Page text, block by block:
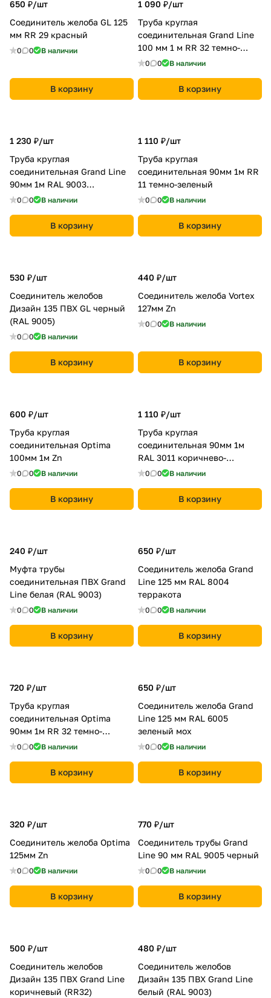
650 ₽/шт
Соединитель желоба GL 125
мм RR 29 красный
0 0 В наличии
В корзину
1 090 ₽/шт
Труба круглая
соединительная Grand Line
100 мм 1 м RR 32 темно-
коричневый
0 0 В наличии
В корзину
1 230 ₽/шт
Труба круглая
соединительная Grand Line
90мм 1м RAL 9003
сигнальный белый
0 0 В наличии
В корзину
1 110 ₽/шт
Труба круглая
соединительная 90мм 1м RR
11 темно-зеленый
0 0 В наличии
В корзину
530 ₽/шт
Соединитель желобов
Дизайн 135 ПВХ GL черный
(RAL 9005)
0 0 В наличии
В корзину
440 ₽/шт
Соединитель желоба Vortex
127мм Zn
0 0 В наличии
В корзину
600 ₽/шт
Труба круглая
соединительная Optima
100мм 1м Zn
0 0 В наличии
В корзину
1 110 ₽/шт
Труба круглая
соединительная 90мм 1м
RAL 3011 коричнево-
красный
0 0 В наличии
В корзину
240 ₽/шт
Муфта трубы
соединительная ПВХ Grand
Line белая (RAL 9003)
0 0 В наличии
В корзину
650 ₽/шт
Соединитель желоба Grand
Line 125 мм RAL 8004
терракота
0 0 В наличии
В корзину
720 ₽/шт
Труба круглая
соединительная Optima
90мм 1м RR 32 темно-
коричневый
0 0 В наличии
В корзину
650 ₽/шт
Соединитель желоба Grand
Line 125 мм RAL 6005
зеленый мох
0 0 В наличии
В корзину
320 ₽/шт
Соединитель желоба Optima
125мм Zn
0 0 В наличии
В корзину
770 ₽/шт
Соединитель трубы Grand
Line 90 мм RAL 9005 черный
0 0 В наличии
В корзину
500 ₽/шт
Соединитель желобов
Дизайн 135 ПВХ Grand Line
коричневый (RR32)
480 ₽/шт
Соединитель желобов
Дизайн 135 ПВХ Grand Line
белый (RAL 9003)